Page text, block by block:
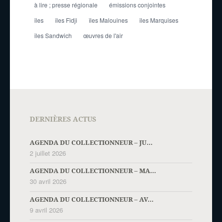
à lire ; presse régionale
émissions conjointes
îles
îles Fidji îles Malouines
îles Marquises
îles Sandwich
œuvres de l'air
DERNIÈRES ACTUS
AGENDA DU COLLECTIONNEUR – JU...
2 juillet 2026
AGENDA DU COLLECTIONNEUR – MA...
30 avril 2026
AGENDA DU COLLECTIONNEUR – AV...
9 avril 2026